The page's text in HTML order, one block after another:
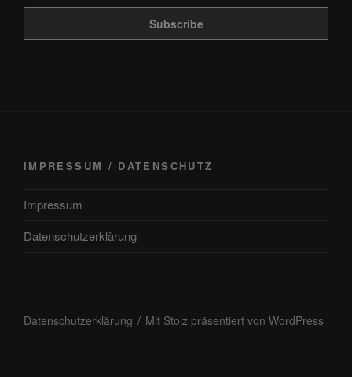
IMPRESSUM / DATENSCHUTZ
Impressum
Datenschutzerklärung
Datenschutzerklärung Mit Stolz präsentiert von WordPress